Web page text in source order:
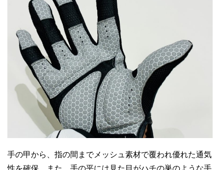
手の甲から、指の間までメッシュ素材で覆われ優れた通気